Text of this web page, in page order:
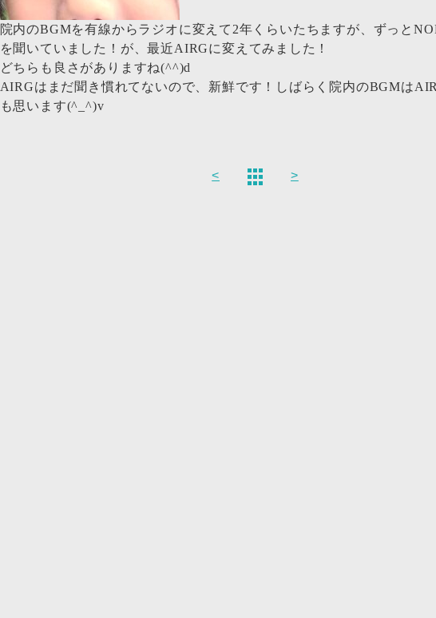
院内のBGMを有線からラジオに変えて2年くらいたちますが、ずっと
を聞いていました！が、最近AIRGに変えてみました！
どちらも良さがありますね(^^)d
AIRGはまだ聞き慣れてないので、新鮮です！しばらく院内のBGMは
も思います(^_^)v
< >